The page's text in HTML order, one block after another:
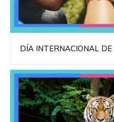
DÍA INTERNACIONAL